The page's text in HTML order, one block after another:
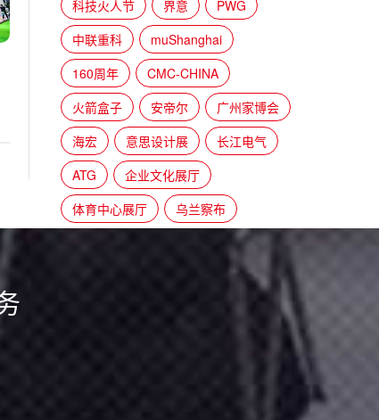
科技火人节
界意
PWG
中联重科
muShanghai
160周年
CMC-CHINA
火箭盒子
安帝尔
广州家博会
海宏
意思设计展
长江电气
ATG
企业文化展厅
体育中心展厅
乌兰察布